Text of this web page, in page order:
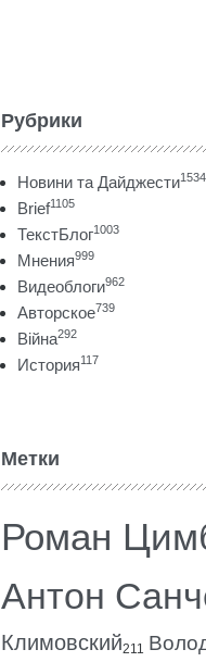
Рубрики
Новини та Дайджести1534
Brief1105
ТекстБлог1003
Мнения999
Видеоблоги962
Авторское739
Війна292
История117
Метки
Роман
Антон
Климовский211